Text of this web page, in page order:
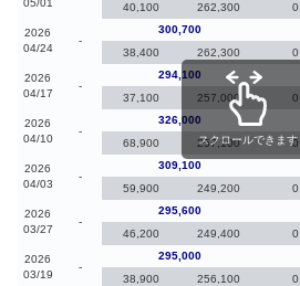
40,100
262,300 0
2026
04/24
-
300,700
38,400
262,300 0
2026
04/17
-
294,100
37,100
257,000 0
2026
04/10
-
326,000
68,900
257,100 0
2026
04/03
-
309,100
59,900
249,200 0
2026
03/27
-
295,600
46,200
249,400 0
2026
03/19
-
295,000
38,900
256,100 0
スクロールできます